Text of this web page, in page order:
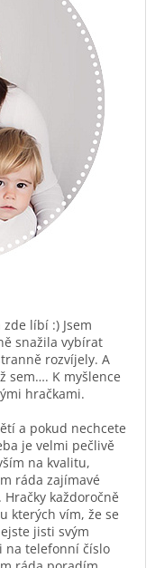
líbí :) Jsem
snažila vybírat
rozvíjely. A
sem…. K myšlence
hračkami.
a pokud nechcete
je velmi pečlivě
na kvalitu,
ráda zajímavé
každoročně
kterých vím, že se
jisti svým
na telefonní číslo